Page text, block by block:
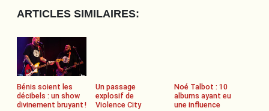
ARTICLES SIMILAIRES:
Bénis soient les
décibels : un show
divinement bruyant !
Un passage
explosif de
Violence City
Noé Talbot : 10
albums ayant eu
une influence